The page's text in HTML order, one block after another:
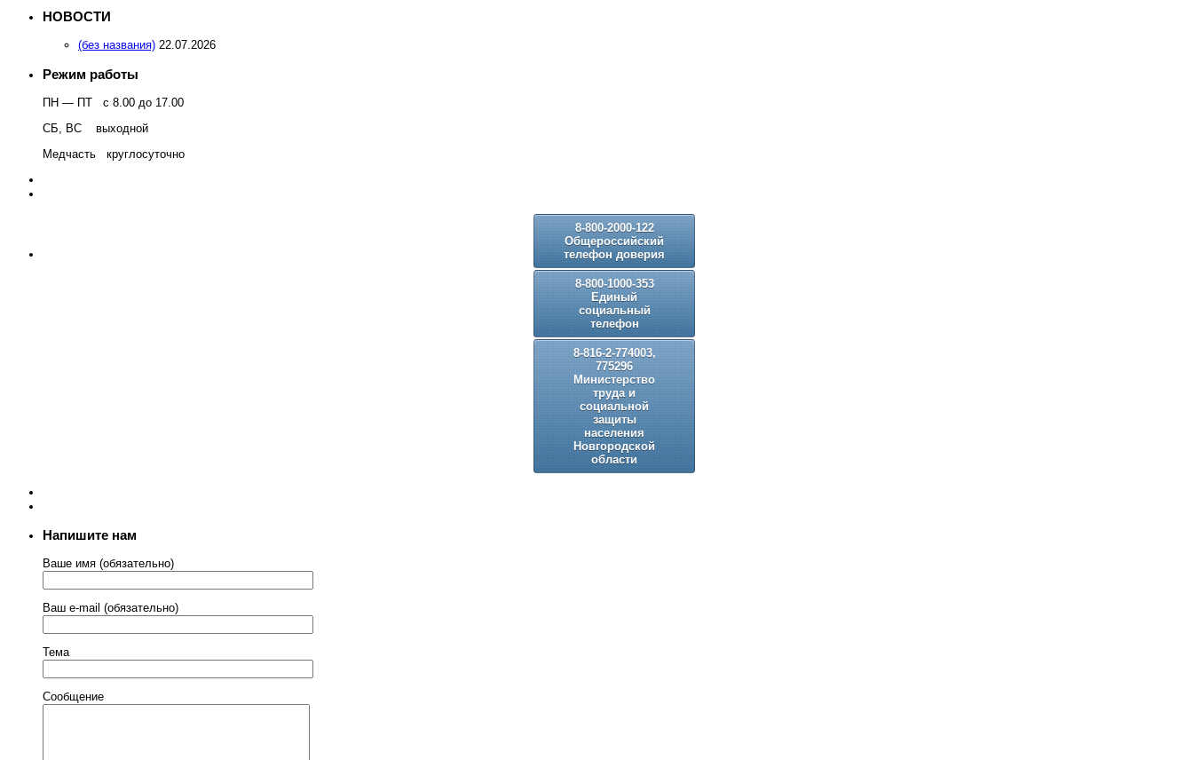
НОВОСТИ
(без названия) 22.07.2026
Режим работы
ПН — ПТ с 8.00 до 17.00
СБ, ВС выходной
Медчасть круглосуточно
8-800-2000-122
Общероссийский
телефон доверия
8-800-1000-353
Единый
социальный
телефон
8-816-2-774003,
775296
Министерство
труда и
социальной
защиты
населения
Новгородской
области
Напишите нам
Ваше имя (обязательно)
Ваш e-mail (обязательно)
Тема
Сообщение